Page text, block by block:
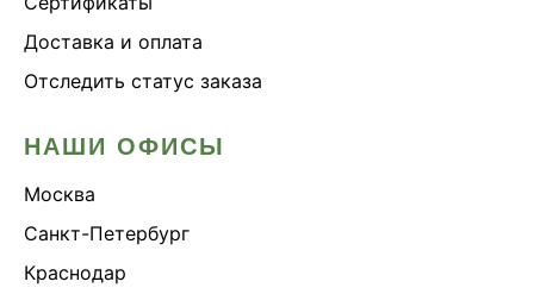
Доставка и оплата
Отследить статус заказа
НАШИ ОФИСЫ
Москва
Санкт-Петербург
Краснодар